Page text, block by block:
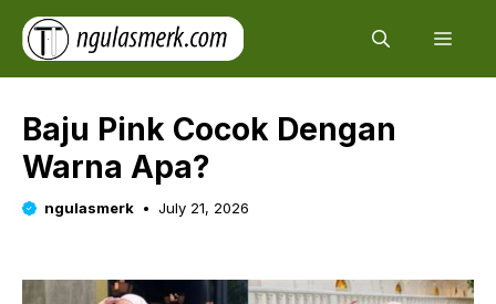
Skip
content
Baju Pink Cocok Dengan
Warna Apa?
ngulasmerk July 21, 2026